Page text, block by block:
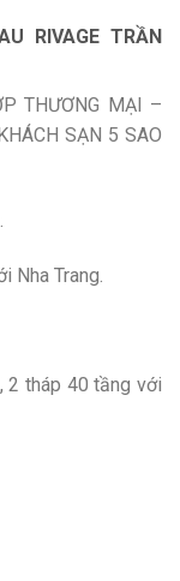
RIVAGE TRẦN
THƯƠNG MẠI –
SẠN 5 SAO
Nha Trang.
2 tháp 40 tầng với